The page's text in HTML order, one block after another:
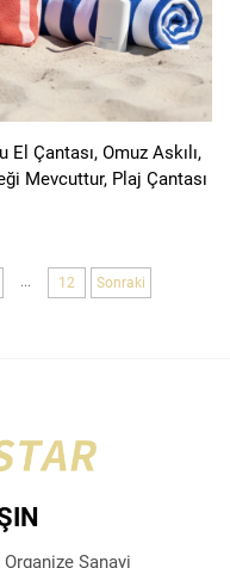
Çantası, Omuz Askılı,
Mevcuttur, Plaj Çantası
... 12 Sonraki
Sanayi